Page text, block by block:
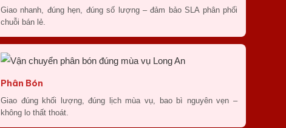
Giao nhanh, đúng hẹn, đúng số lượng – đảm bảo SLA phân phối
chuỗi bán lẻ.
Phân Bón
Giao đúng khối lượng, đúng lịch mùa vụ, bao bì nguyên vẹn –
không lo thất thoát.